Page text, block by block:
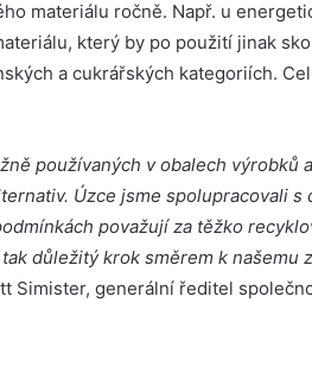
materiálu ročně. Např. u
který by po použití jinak
a cukrářských kategoriích.
používaných v obalech výrobků
Úzce jsme spolupracovali s
považují za těžko
důležitý krok směrem k našemu
Simister, generální ředitel